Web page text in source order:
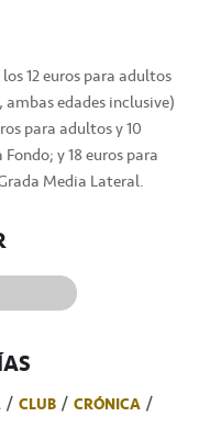
12 euros para adultos
ambas edades inclusive)
para adultos y 10
y 18 euros para
Media Lateral.
CLUB CRÓNICA